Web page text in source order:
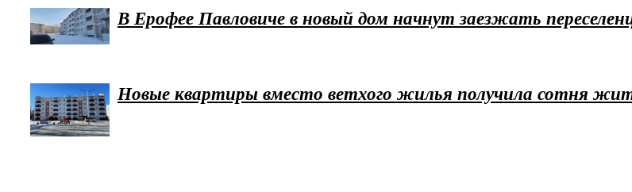
В Ерофее Павловиче в новый дом начнут заезжать
Новые квартиры вместо ветхого жилья получила сотня